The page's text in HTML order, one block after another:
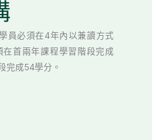
員必須在4年內以兼讀方式
在首兩年課程學習階段完成
完成54學分。